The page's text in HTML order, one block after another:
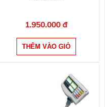
1.950.000 đ